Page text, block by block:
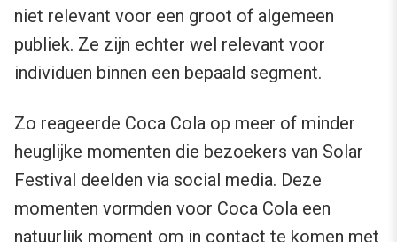
niet relevant voor een groot of algemeen
publiek. Ze zijn echter wel relevant voor
individuen binnen een bepaald segment.
Zo reageerde Coca Cola op meer of minder
heuglijke momenten die bezoekers van Solar
Festival deelden via social media. Deze
momenten vormden voor Coca Cola een
natuurlijk moment om in contact te komen met